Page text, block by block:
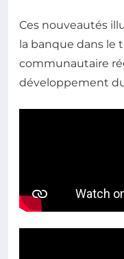
Ces nouveautés
la banque dans le
communautaire
développement